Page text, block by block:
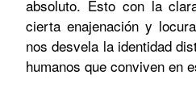
absoluto. Esto con la
cierta enajenación y
nos desvela la identidad
humanos que conviven en